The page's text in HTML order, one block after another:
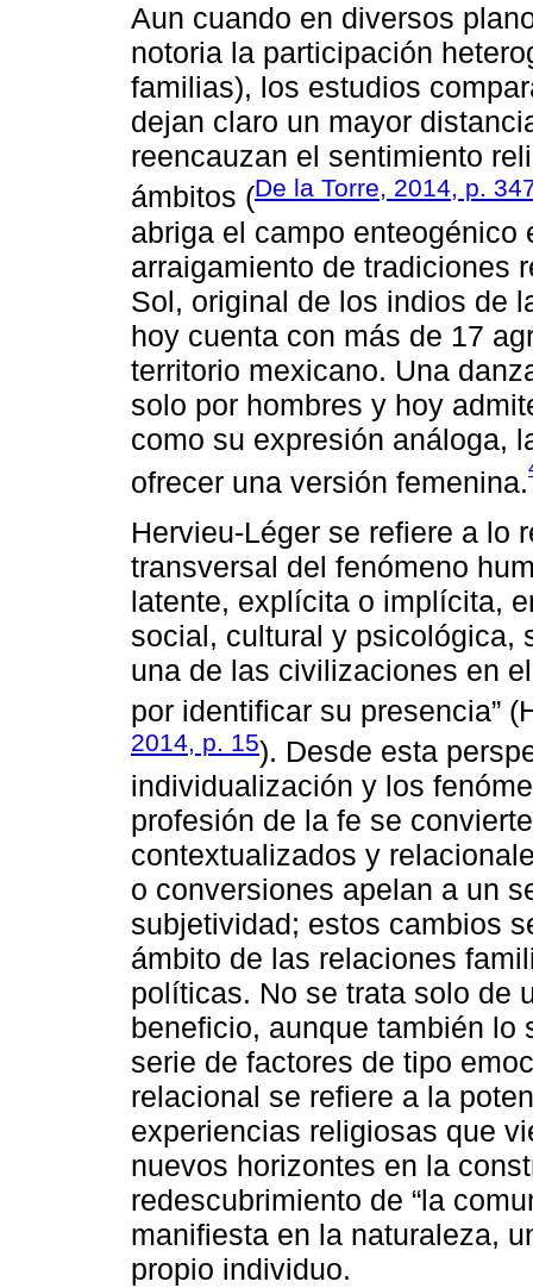
Aun cuando en diversos
notoria la participación
familias), los estudios
dejan claro un mayor
reencauzan el sentimiento
ámbitos (De la Torre, 2014, p.
abriga el campo
arraigamiento de tradiciones
Sol, original de los indios de
hoy cuenta con más de 17
territorio mexicano. Una
solo por hombres y hoy
como su expresión análoga,
ofrecer una versión femenina.
Hervieu-Léger se refiere a lo
transversal del fenómeno
latente, explícita o implícita,
social, cultural y psicológica,
una de las civilizaciones en
por identificar su presencia”
2014, p. 15). Desde esta
individualización y los
profesión de la fe se
contextualizados y
o conversiones apelan a un
subjetividad; estos cambios
ámbito de las relaciones
políticas. No se trata solo de
beneficio, aunque también lo
serie de factores de tipo
relacional se refiere a la
experiencias religiosas que
nuevos horizontes en la
redescubrimiento de “la
manifiesta en la naturaleza,
propio individuo.